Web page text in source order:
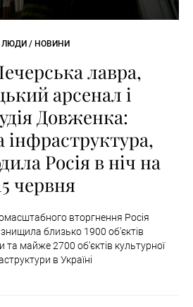
ЛЮДИ / НОВИНИ
лавра,
арсенал і
Довженка:
інфраструктура,
Росія в ніч на
червня
вторгнення Росія
близько 1900 об’єктів
та майже 2700 об’єктів культурної
в Україні